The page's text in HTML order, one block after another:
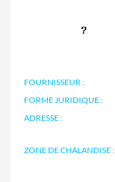
FOURNISSEUR :
FORME JURIDIQUE :
ADRESSE :
ZONE DE CHALANDISE :